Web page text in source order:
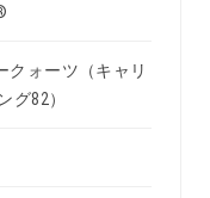
クォーツ（キャリ
グ82）